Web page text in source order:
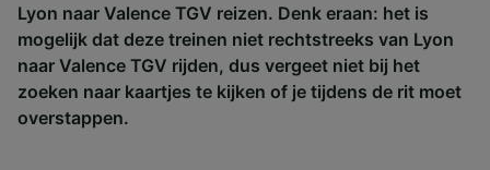
Lyon naar Valence TGV reizen. Denk eraan: het is
mogelijk dat deze treinen niet rechtstreeks van Lyon
naar Valence TGV rijden, dus vergeet niet bij het
zoeken naar kaartjes te kijken of je tijdens de rit moet
overstappen.